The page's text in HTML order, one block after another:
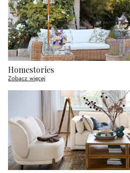
Homestories
Zobacz więcej